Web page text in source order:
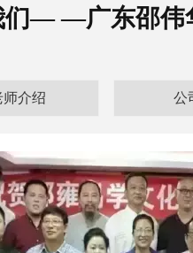
们— —广东邵伟
师介绍 公